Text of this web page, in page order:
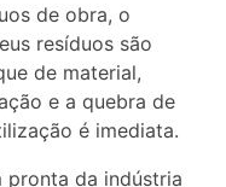
de obra, o
resíduos são
de material,
e a quebra de
é imediata.
pronta da indústria